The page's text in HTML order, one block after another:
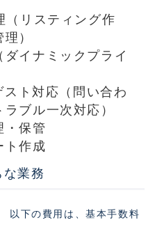
（リスティング作
）
イナミックプライ
ト対応（問い合わ
ブル一次対応）
・保管
ト作成
な業務
以下の費用は、基本手数料